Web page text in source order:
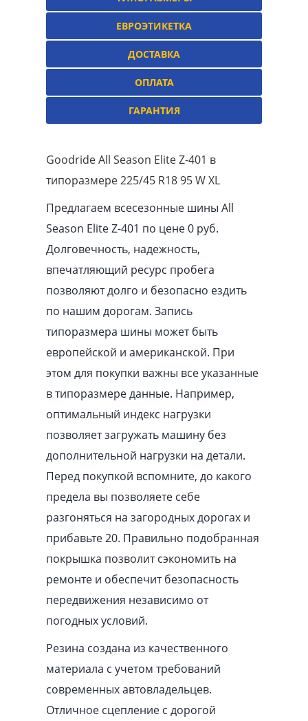
ЕВРОЭТИКЕТКА
ДОСТАВКА
ОПЛАТА
ГАРАНТИЯ
Goodride All Season Elite Z-401 в
типоразмере 225/45 R18 95 W XL
Предлагаем всесезонные шины All
Season Elite Z-401 по цене 0 руб.
Долговечность, надежность,
впечатляющий ресурс пробега
позволяют долго и безопасно ездить
по нашим дорогам. Запись
типоразмера шины может быть
европейской и американской. При
этом для покупки важны все указанные
в типоразмере данные. Например,
оптимальный индекс нагрузки
позволяет загружать машину без
дополнительной нагрузки на детали.
Перед покупкой вспомните, до какого
предела вы позволяете себе
разгоняться на загородных дорогах и
прибавьте 20. Правильно подобранная
покрышка позволит сэкономить на
ремонте и обеспечит безопасность
передвижения независимо от
погодных условий.
Резина создана из качественного
материала с учетом требований
современных автовладельцев.
Отличное сцепление с дорогой